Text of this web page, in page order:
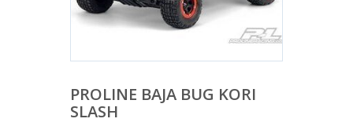
PROLINE BAJA BUG KORI
SLASH